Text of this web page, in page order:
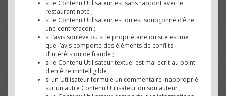
si le Contenu Utilisateur est sans rapport avec le
restaurant noté ;
si le Contenu Utilisateur est ou est soupçonné d’être
une contrefaçon ;
si l’avis soulève ou si le propriétaire du site estime
que l’avis comporte des éléments de conflits
d’intérêts ou de fraude ;
si le Contenu Utilisateur textuel est mal écrit au point
d'en être inintelligible ;
si un Utilisateur formule un commentaire inapproprié
sur un autre Contenu Utilisateur ou son auteur ;